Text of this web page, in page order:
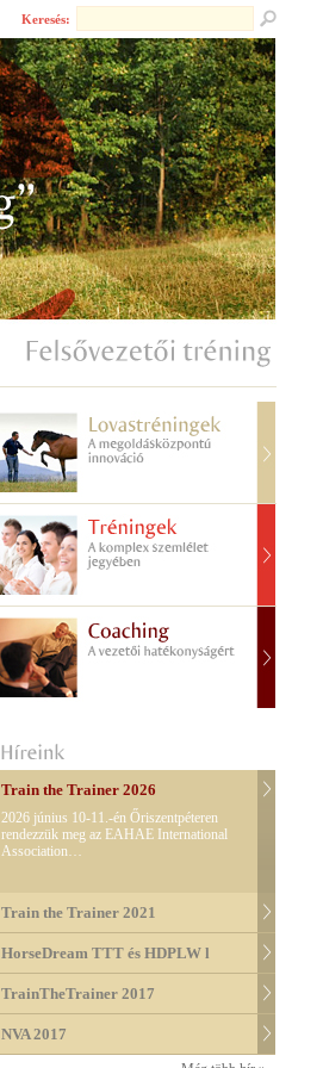
Keresés:
Train the Trainer 2026
2026 június 10-11.-én Őriszentpéteren
rendezzük meg az EAHAE International
Association…
Train the Trainer 2021
HorseDream TTT és HDPLW l
TrainTheTrainer 2017
NVA 2017